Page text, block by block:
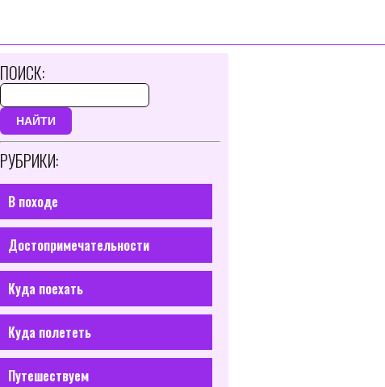
ПОИСК:
НАЙТИ
РУБРИКИ:
В походе
Достопримечательности
Куда поехать
Куда полететь
Путешествуем